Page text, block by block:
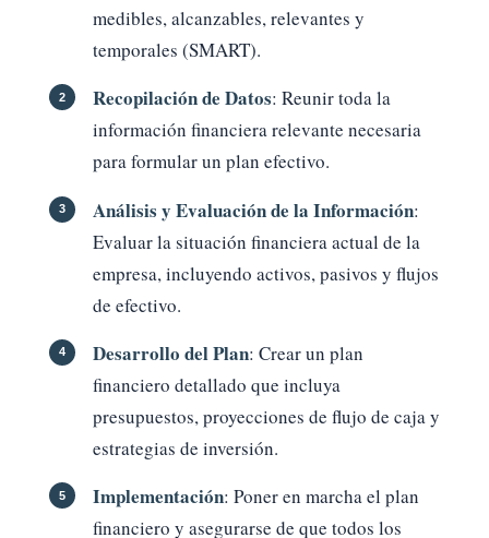
medibles, alcanzables, relevantes y
temporales (SMART).
Recopilación de Datos: Reunir toda la
información financiera relevante necesaria
para formular un plan efectivo.
Análisis y Evaluación de la Información:
Evaluar la situación financiera actual de la
empresa, incluyendo activos, pasivos y flujos
de efectivo.
Desarrollo del Plan: Crear un plan
financiero detallado que incluya
presupuestos, proyecciones de flujo de caja y
estrategias de inversión.
Implementación: Poner en marcha el plan
financiero y asegurarse de que todos los